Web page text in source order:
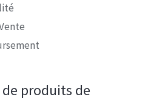
produits de